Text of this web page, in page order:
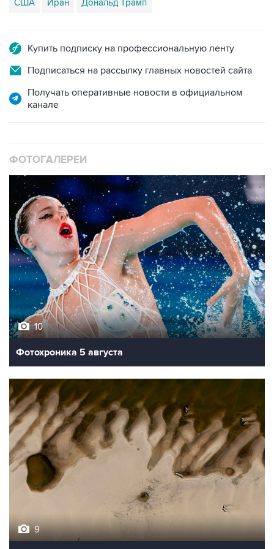
США Иран Дональд Трамп
Купить подписку на профессиональную ленту
Подписаться на рассылку главных новостей сайта
Получать оперативные новости в официальном
канале
ФОТОГАЛЕРЕИ
10
Фотохроника 5 августа
9